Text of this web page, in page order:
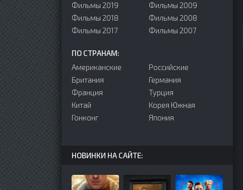
Фильмы 2019
Фильмы 2018
Фильмы 2017
Фильмы 2009
Фильмы 2008
Фильмы 2007
ПО СТРАНАМ:
Американские
Британия
Франция
Китай
Гонконг
Российские
Германия
Турция
Корея Южная
Япония
НОВИНКИ НА САЙТЕ: